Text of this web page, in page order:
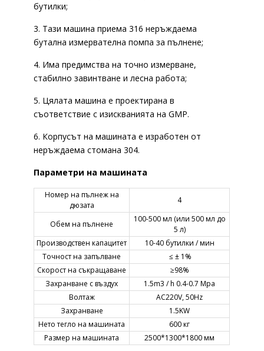
бутилки;
3. Тази машина приема 316 неръждаема
бутална измервателна помпа за пълнене;
4. Има предимства на точно измерване,
стабилно завинтване и лесна работа;
5. Цялата машина е проектирана в
съответствие с изискванията на GMP.
6. Корпусът на машината е изработен от
неръждаема стомана 304.
Параметри на машината
Номер на пълнеж на
дюзата
4
Обем на пълнене
100-500 мл (или 500 мл до
5 л)
Производствен капацитет
10-40 бутилки / мин
Точност на запълване
≤ ± 1%
Скорост на съкращаване
≥98%
Захранване с въздух
1.5m3 / h 0.4-0.7 Mpa
Волтаж
AC220V, 50Hz
Захранване
1.5KW
Нето тегло на машината
600 кг
Размер на машината
2500*1300*1800 мм